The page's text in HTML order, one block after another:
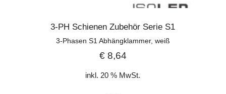
3-PH Schienen Zubehör Serie S1
3-Phasen S1 Abhängklammer, weiß
€8,64
inkl. 20 % MwSt.